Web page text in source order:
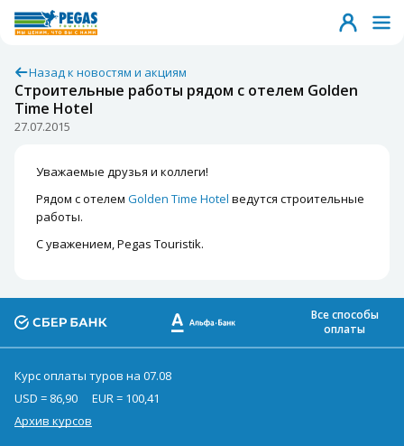
Назад к новостям и акциям
Строительные работы рядом с отелем Golden
Time Hotel
27.07.2015
Уважаемые друзья и коллеги!
Рядом с отелем Golden Time Hotel ведутся строительные
работы.
С уважением, Pegas Touristik.
Все способы
оплаты
Курс оплаты туров на 07.08
USD = 86,90
EUR = 100,41
Архив курсов